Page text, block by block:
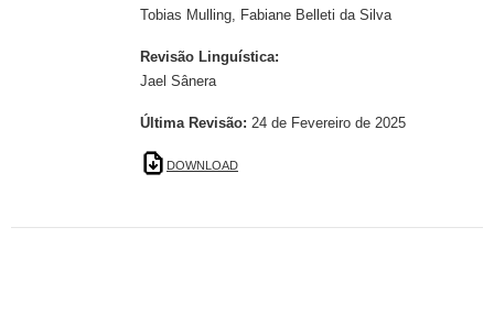
Tobias Mulling, Fabiane Belleti da Silva
Revisão Linguística:
Jael Sânera
Última Revisão: 24 de Fevereiro de 2025
DOWNLOAD